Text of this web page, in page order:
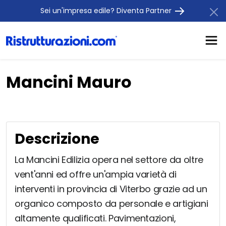
Sei un'impresa edile? Diventa Partner
Mancini Mauro
Descrizione
La Mancini Edilizia opera nel settore da oltre
vent'anni ed offre un'ampia varietà di
interventi in provincia di Viterbo grazie ad un
organico composto da personale e artigiani
altamente qualificati. Pavimentazioni,